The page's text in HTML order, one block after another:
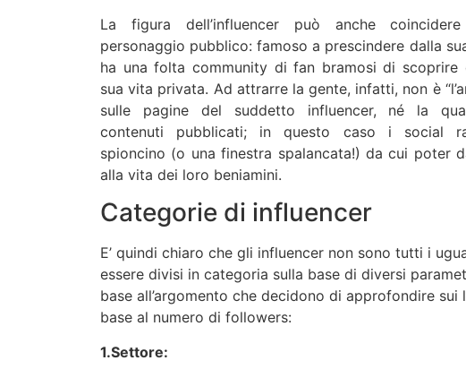
La figura dell’influencer può anche
personaggio pubblico: famoso a prescindere dalla
ha una folta community di fan bramosi di scoprire
sua vita privata. Ad attrarre la gente, infatti, non è
sulle pagine del suddetto influencer, né la
contenuti pubblicati; in questo caso i social
spioncino (o una finestra spalancata!) da cui poter
alla vita dei loro beniamini.
Categorie di influencer
E’ quindi chiaro che gli influencer non sono tutti i
essere divisi in categoria sulla base di diversi
base all’argomento che decidono di approfondire
base al numero di followers:
1.Settore: